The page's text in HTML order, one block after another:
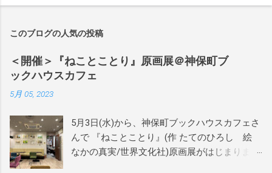
このブログの人気の投稿
＜開催＞『ねことことり』原画展＠神保町ブ
ックハウスカフェ
5月 05, 2023
5月3日(水)から、神保町ブックハウスカフェさ
んで 『ねことことり』(作 たてのひろし 絵
なかの真実/世界文化社)原画展がはじまりまし